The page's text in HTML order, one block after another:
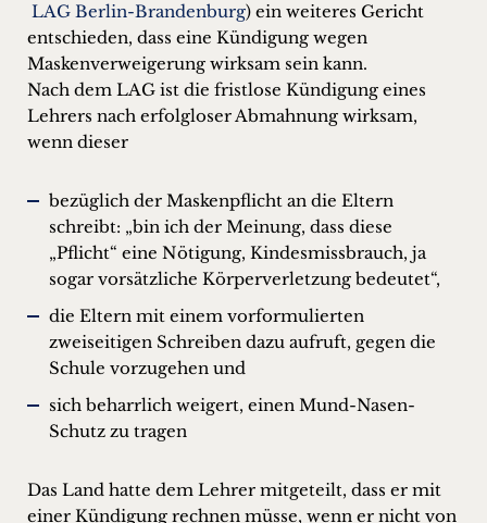
Team
Philosophie
Presseanfragen
Kontakt
LAG Berlin-Brandenburg) ein weiteres Gericht
entschieden, dass eine Kündigung wegen
Maskenverweigerung wirksam sein kann.
Nach dem LAG ist die fristlose Kündigung eines
Lehrers nach erfolgloser Abmahnung wirksam,
wenn dieser
bezüglich der Maskenpflicht an die Eltern
schreibt: „bin ich der Meinung, dass diese
„Pflicht“ eine Nötigung, Kindesmissbrauch, ja
sogar vorsätzliche Körperverletzung bedeutet“,
die Eltern mit einem vorformulierten
zweiseitigen Schreiben dazu aufruft, gegen die
Schule vorzugehen und
sich beharrlich weigert, einen Mund-Nasen-
Schutz zu tragen
Das Land hatte dem Lehrer mitgeteilt, dass er mit
einer Kündigung rechnen müsse, wenn er nicht von